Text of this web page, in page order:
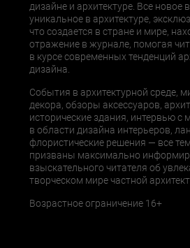
дизайне и архитектуре. Все новое
уникальное в архитектуре,
что создается в стране и мире,
отражение в журнале, помогая
в курсе современных тенденций
дизайна.
События в архитектурной среде,
декора, обзоры аксессуаров,
исторические здания, интервью
в области дизайна интерьеров,
флористические решения — все
призваны максимально
взыскательного читателя об
творческом мире частной
Возрастное ограничение 16+